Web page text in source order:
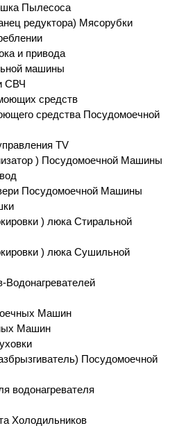
Пылесоса
редуктора) Мясорубки
и привода
машины
СВЧ
средств
средства Посудомоечной
TV
) Посудомоечной Машины
Посудомоечной Машины
) люка Стиральной
) люка Сушильной
Водонагревателей
Машин
Машин
Посудомоечной
водонагревателя
Холодильников